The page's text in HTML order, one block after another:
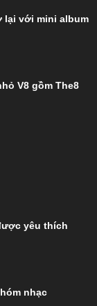
lại với mini album
V8 gồm The8
yêu thích
nhạc